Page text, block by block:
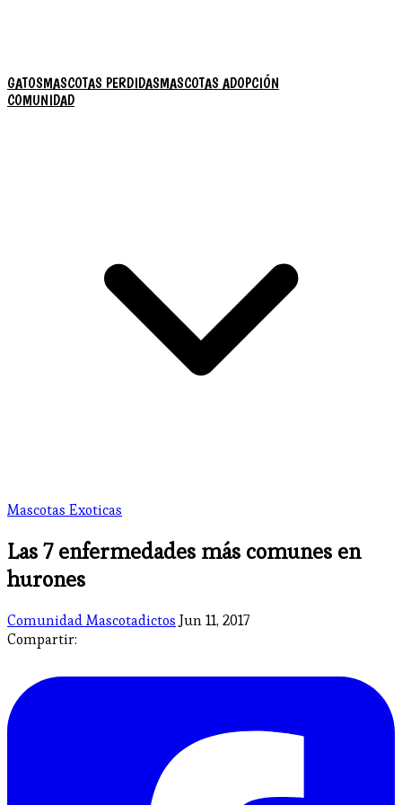
GATOSMASCOTAS PERDIDASMASCOTAS ADOPCIÓN
COMUNIDAD
Mascotas Exoticas
​Las 7 enfermedades más comunes en
hurones
Comunidad Mascotadictos Jun 11, 2017
Compartir: